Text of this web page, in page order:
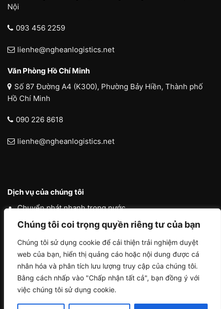
Chúng tôi coi trọng quyền riêng tư của bạn
Chúng tôi sử dụng cookie để cải thiện trải nghiệm duyệt
web của bạn, hiển thị quảng cáo hoặc nội dung được cá
nhân hóa và phân tích lưu lượng truy cập của chúng tôi.
Bằng cách nhấp vào "Chấp nhận tất cả", bạn đồng ý với
việc chúng tôi sử dụng cookie.
Nội
093 456 2259
lienhe@ngheanlogistics.net
Văn Phòng Hồ Chí Minh
Số 87 Đường A4 (K300), Phường Bảy Hiền, Thành phố
Hồ Chí Minh
090 226 8618
lienhe@ngheanlogistics.net
Dịch vụ của chúng tôi
Chuyển phát nhanh trong nước
Chuyển phát nhanh quốc tế
Liên vận quốc tế
Logistics vận tải nội địa